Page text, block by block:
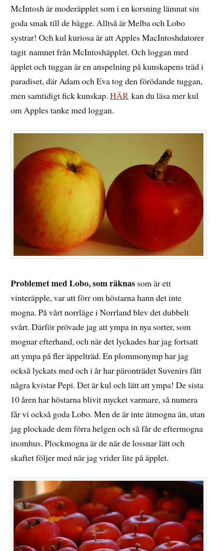
McIntosh är moderäpplet som i en korsning lämnat sin
goda smak till de bägge. Alltså är Melba och Lobo
systrar! Och kul kuriosa är att Apples MacIntoshdatorer
tagit namnet från McIntoshäpplet. Och loggan med
äpplet och tuggan är en anspelning på kunskapens träd i
paradiset, där Adam och Eva tog den förödande tuggan,
men samtidigt fick kunskap.HÄR kan du läsa mer kul
om Apples tanke med loggan.
Problemet med Lobo, som räknas som är ett
vinteräpple, var att förr om höstarna hann det inte
mogna. På vårt norrläge i Norrland blev det dubbelt
svårt. Därför prövade jag att ympa in nya sorter, som
mognar efterhand, och när det lyckades har jag fortsatt
att ympa på fler äppelträd. En plommonymp har jag
också lyckats med och i år har päronträdet Suvenirs fått
några kvistar Pepi. Det är kul och lätt att ympa! De sista
10 åren har höstarna blivit mycket varmare, så numera
får vi också goda Lobo. Men de är inte ätmogna än, utan
jag plockade dem förra helgen och så får de eftermogna
inomhus. Plockmogna är de när de lossnar lätt och
skaftet följer med när jag vrider lite på äpplet.